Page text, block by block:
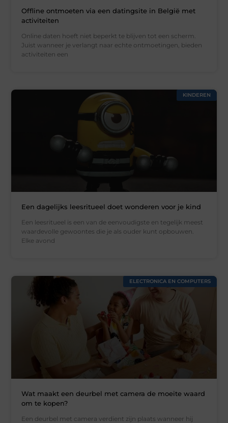
Offline ontmoeten via een datingsite in België met
activiteiten
Online daten hoeft niet beperkt te blijven tot een scherm.
Juist wanneer je verlangt naar echte ontmoetingen, bieden
activiteiten een
KINDEREN
Een dagelijks leesritueel doet wonderen voor je kind
Een leesritueel is een van de eenvoudigste en tegelijk meest
waardevolle gewoontes die je als ouder kunt opbouwen.
Elke avond
ELECTRONICA EN COMPUTERS
Wat maakt een deurbel met camera de moeite waard
om te kopen?
Een deurbel met camera verdient zijn plaats wanneer hij